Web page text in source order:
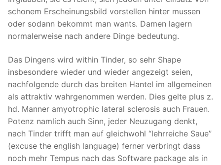
schonem Erscheinungsbild vorstellen hinter mussen
oder sodann bekommt man wants. Damen lagern
normalerweise nach andere Dinge bedeutung.
Das Dingens wird within Tinder, so sehr Shape
insbesondere wieder und wieder angezeigt seien,
nachfolgende durch das breiten Hantel im allgemeinen
als attraktiv wahrgenommen werden. Dies gelte plus z.
hd. Manner amyotrophic lateral sclerosis auch Frauen.
Potenz namlich auch Sinn, jeder Neuzugang denkt,
nach Tinder trifft man auf gleichwohl “lehrreiche Saue”
(excuse the english language) ferner verbringt dass
noch mehr Tempus nach das Software package als in